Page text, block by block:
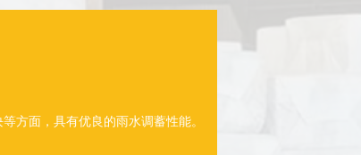
方面，具有优良的雨水调蓄性能。